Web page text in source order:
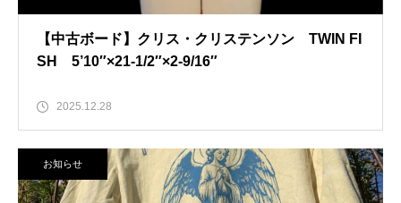
【中古ボード】クリス・クリステンソン TWIN FI
SH 5’10″×21-1/2″×2-9/16″
2025.12.28
お知らせ